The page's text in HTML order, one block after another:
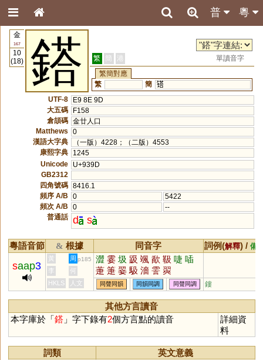
粵
普
金
167
10
(18)
鎝 繁 簡 港
單讀音字
繁簡對應
繁
簡 𨱏
UTF-8
E9 8E 9D
大五碼
F158
倉頡碼 金廿人口
Matthews
0
漢語大字典
（一版）4228；（二版）4553
康熙字典
1245
Unicode
U+939D
GB2312
四角號碼 8416.1
頻序 A/B
0
5422
頻次 A/B
0
--
普通話 d s
粵語音節 & 根據 同音字 詞例(解釋) / 備
saap3
黃 周 p185 澀 霎 圾 趿 颯 歃 靸 啑 喢
萐 箑 翣 馺 濇 霅 翜
李
何
HKLS
人文 同聲同韻 同韻同調 同聲同調 鏤
其他方言讀音
本字庫於「 鎝」字下錄有2個方言點的讀音
詳細資
料
詞類
英文意義